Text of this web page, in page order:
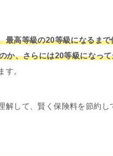
最高等級の20等級になるま
か、さらには20等級になっ
す。
して、賢く保険料を節約し